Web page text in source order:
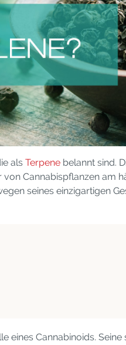
als Terpene belannt sind.
Cannabispflanzen am
seines einzigartigen
eines Cannabinoids.